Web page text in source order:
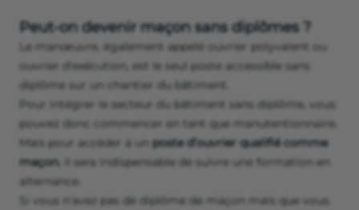
Peut-on devenir maçon sans diplômes ?
Le manœuvre, également appelé ouvrier polyvalent ou
ouvrier d'exécution, est le seul poste accessible sans
diplôme sur un chantier du bâtiment.
Pour intégrer le secteur du bâtiment sans diplôme, vous
pouvez donc commencer en tant que manutentionnaire.
Mais pour accéder à un poste d’ouvrier qualifié comme
maçon, il sera indispensable de suivre une formation en
alternance.
Si vous n’avez pas de diplôme de maçon mais que vous